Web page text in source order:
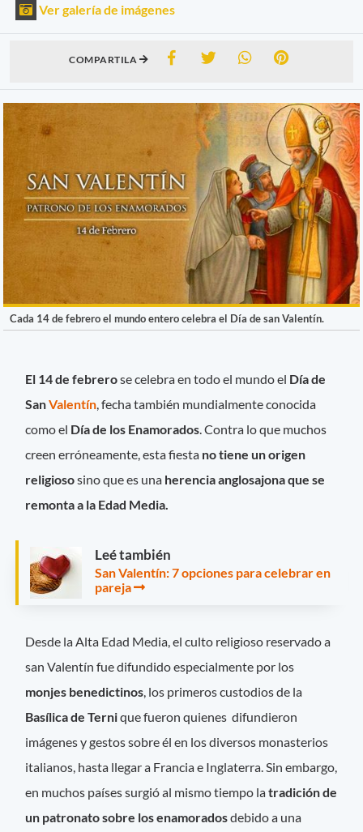
Ver galería de imágenes
COMPARTILA
Cada 14 de febrero el mundo entero celebra el Día de san Valentín.
El 14 de febrerose celebra en todo el mundo el Día de
SanValentín , fecha también mundialmente conocida
como el Día de los Enamorados . Contra lo que muchos
creen erróneamente, esta fiesta no tiene un origen
religiososino que es una herencia anglosajona que se
remonta a la Edad Media.
Leé también
San Valentín: 7 opciones para celebrar en
pareja
Desde la Alta Edad Media, el culto religioso reservado a
san Valentín fue difundido especialmente por los
monjes benedictinos, los primeros custodios de la
Basílica de Ternique fueron quienes difundieron
imágenes y gestos sobre él en los diversos monasterios
italianos, hasta llegar a Francia e Inglaterra. Sin embargo,
en muchos países surgió al mismo tiempo latradición de
un patronato sobre los enamoradosdebido a una